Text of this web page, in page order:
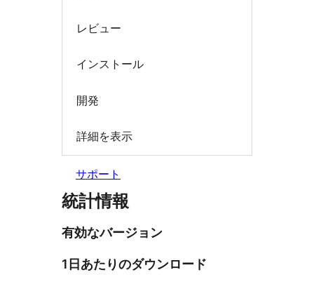
レビュー
インストール
開発
詳細を表示
サポート
統計情報
有効なバージョン
1日あたりのダウンロード